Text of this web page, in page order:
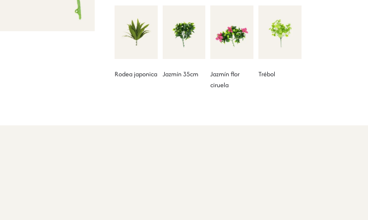
Rodea japonica Jazmín 35cm
Jazmín flor
ciruela
Trébol